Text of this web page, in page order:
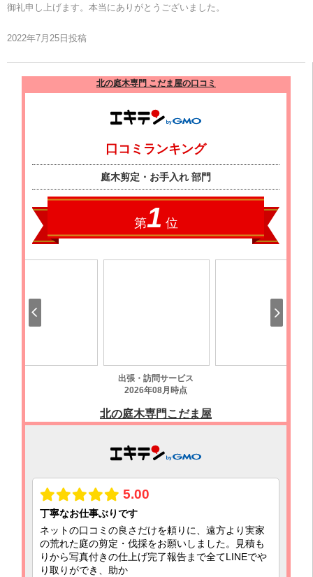
御礼申し上げます。本当にありがとうございました。
2022年7月25日投稿
北の庭木専門 こだま屋の口コミ